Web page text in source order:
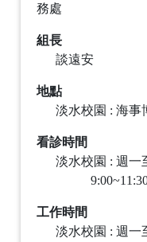
務處
組長
談遠安
地點
淡水校園 : 海事
看診時間
淡水校園 : 週一
9:00~11:30、
工作時間
淡水校園 : 週一